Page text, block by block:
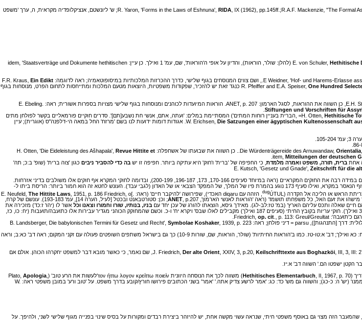
RIDA , IX (1962), pp.145ff.;R.A.F. Mackenzie, "The Formal
, 1964, pp. 31-44; ש' ליונשטם, אנציקלופדיה מקראית, ה, ערך 'משפט
E. von Schuler, Hethitische
, Beiheft X, 1957 (להלן: שולר, הוראות), והדיון על אופי ה'הוראות', שם, עמ' 1 ואילך. כן עיין: idem, 'Staatsverträge und Dokumente hethitischen
Ein Edikt
One Hundred
, XVI (1936), No. 51 כנגד זאת יש להזכיר, שפקודות משפטיות, היוצאות מטעם המלכות ומתייחסות לתחום הפרט, מנוסחות בגוף
E.H.
Stiftungen und Vorschriften für
Hethitische
, ŠA GIDIM HL.A iš-hi-ú-ul: 1958, p. 104, ABot 56, l.9= ,הברית בעניין רוחות המתים') המסתיימת במלים: 'ועתה, אתם, אנשי חת נשבע[תם]'. סדרים חוקיים פורמאליים בקשר לפולחן מתים
Die Satzungen einer ägyptischen Kultenossenschaft
, 1959, II. 23-25. אגודות דומות ידועות לנו בשם 'מרזח' החל במאה הי-דלפנה"ס (אוגרית); עיין
Orientalia
Revue Hittite et
Mitteilungen der deutschen
אחת ברית, תורה, משפט ואמרה מלמדת , כי החפיפה של 'ברית' ו'חוק' היא עתיקה ביותר. חפיפה זו יש בה כדי להסביר ניבים כגון 'צוה ברית' (שופ' ב:כ; תה'
Zeitschrift für die
יש להשגיש, שבניגוד לחוקי בבל ואשור, הדנים בדינים אזרחיים גרידא, מכיל החוק החיתי חוקים דתיים-סאקראליים, המזכירים במידה רבה את החוקים המקראיים (ראה במיוחד סעיפים 170-166, 173, 196-187, 200-199), ובדומה לחוקי המקרא אף חוקים אלו משולבים בדיני אזרחות.
סעיפים 167-166 עוסקים בתערובת זרעים, הקרובה באופייה לדיני הכלאיים במקרא (וי' יט:יט; דב' כב:ט). סעיף 170 דן בכישוף הנאסר במקרא, ואילו סעיף 173 נוגע בהמרת פיו של המלך, של המפקד הצבאי או של האדון (לגבי עבד). העונש לחטא זה הוא חמור ביותר: הריסת ביתו ל-
dugÚTUL, הזהה עם diqaru האכדי), שפירושה 'להיקבר חיים' (ראה: E. Neufeld, The Hittite Laws , 1951, p. 186 Friedrich, o[.
ANET
, p.207; וכן: סטורטבאנט ובכטל [לעיל, הערה 14], עמ' 193-183). עונשם של קרח,
שאלה ותכס עליהם הארץ' (במ' טז:לב-לג). מאידך גיסא, הוצאתו להורג של עכן יחד עם בניו, בנותיו, שורו וחמורו וצאנו וכל אשר לו (יהו' ז:כד) מזכירה את
?, (טור א, שורה 35 ואילך). חוקי עריות בקובץ החיתי (סעיפים 187 ואילך) מקבילים לאלו שבס' ויקרא יח' ו-כ. וכשם שהמחוקק הכוהני מגדיר עבירות אלו כתועבה/תועבות (יח: כו, כז,
op. cit ., p. 113: Greul/Greultat.
Symbolae Koshaker, 1939, p. 223
לשרי צבא הפועלים כשופטים השווה גם: אלפ (לעיל, הערה 11), עמ' 392, שורה 32 ואילך. ולמצב דומה בישראל ראה שמ' יח: כא ואילך; דב' א:טו-טז. כמו ב'הוראות החיתיות' (שולר, הוראות, שם, שורות 10-9) כך גם בישראל משתפים השופטים פעולה עם זקני המקום; ראה דב' כא:ב; וראה
Der alte Orient , XXIV, 3, p.20, Keilschrifttexte aus Boghazköi
, III, 3, III: 27-33, שם נאמר, כי כאשר מובא דבר למשפט יחקרהו הכוהן. אולם אם
Hethitisches Elementarbuch , II, 1967, p. 70) משווה לכך את הנוסחה היוונית τον ήττω λογον κρείττω ποιείν'לעשות את הרע טוב' (Plato, Apologia
18b). הניסוח היווני מצוי למעשה גם במקרא: 'הוי האמרים לרע טוב ולטוב רע... מצדיקי רשע עקב שחד וצדקת צדיקים יסירו ממנו' (יש' ה: כ-כג); והשווה גם מש' כד: כג: 'אמר לרשע צדיק אתה.' 'אמר' בשני הכתובים פירושו חורץ/קובע בדרך משפט. על 'טוב ורע' במובן משפטי ראה: W.
הזה מצוי גם באוסף משפטי חיתי, שנראה עשוי מקשה אחת, יש להיזהר ביצירת רבדים ומקורות על בסיס שינוי בפנייה מגוף שלישי לשני, ולהיפך. על